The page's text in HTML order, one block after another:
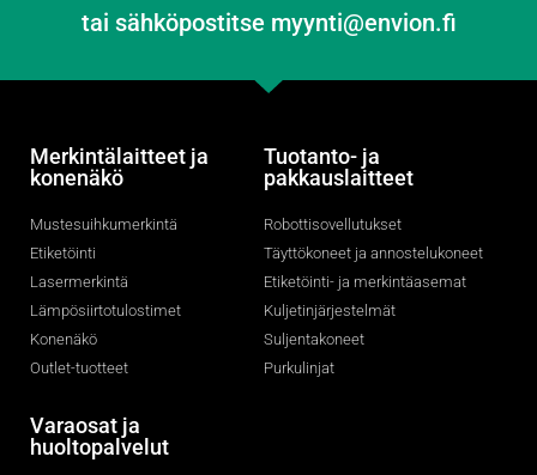
tai sähköpostitse myynti@envion.fi
Merkintälaitteet ja
konenäkö
Mustesuihkumerkintä
Etiketöinti
Lasermerkintä
Lämpösiirtotulostimet
Konenäkö
Outlet-tuotteet
Tuotanto- ja
pakkauslaitteet
Robottisovellutukset
Täyttökoneet ja annostelukoneet
Etiketöinti- ja merkintäasemat
Kuljetinjärjestelmät
Suljentakoneet
Purkulinjat
Varaosat ja
huoltopalvelut